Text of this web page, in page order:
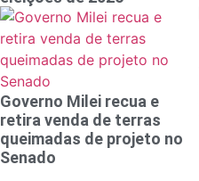
Governo Milei recua e
retira venda de terras
queimadas de projeto no
Senado